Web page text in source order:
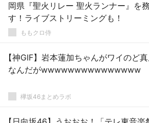
岡県『聖火リレー 聖火ランナー』を
す！ライブストリーミングも！
ももクロ侍
【神GIF】岩本蓮加ちゃんがワイのど
なんだがwwwwwwwwwwwwwww
欅坂46まとめラボ